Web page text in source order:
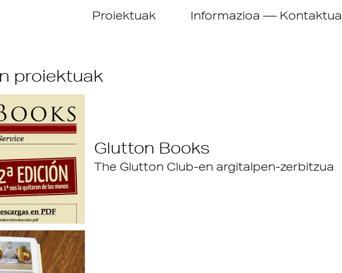
Proiektuak Informazioa — Kontaktua
proiektuak
Glutton Books
The Glutton Club-en argitalpen-zerbitzua